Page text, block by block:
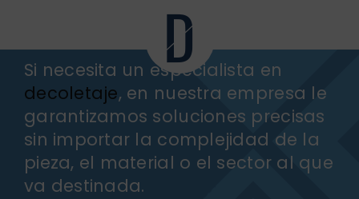
Si necesita un especialista en
decoletaje, en nuestra empresa le
garantizamos soluciones precisas
sin importar la complejidad de la
pieza, el material o el sector al que
va destinada.